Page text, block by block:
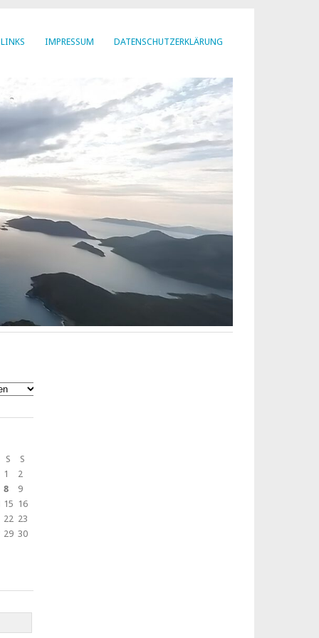
LINKS IMPRESSUM DATENSCHUTZERKLÄRUNG
S
S
1
2
8
9
15 16
22 23
29 30